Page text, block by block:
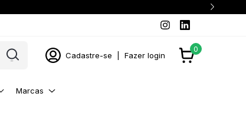
Cadastre-se Fazer login
0
Marcas